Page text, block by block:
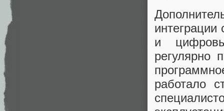
интеграции
и
регулярно
работало